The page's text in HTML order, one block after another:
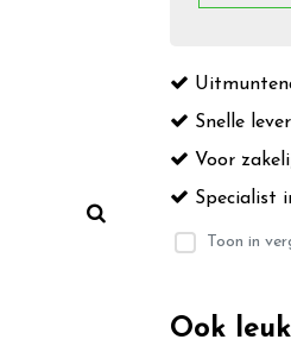
Snelle
Voor
Specialist
Toon in
Ook